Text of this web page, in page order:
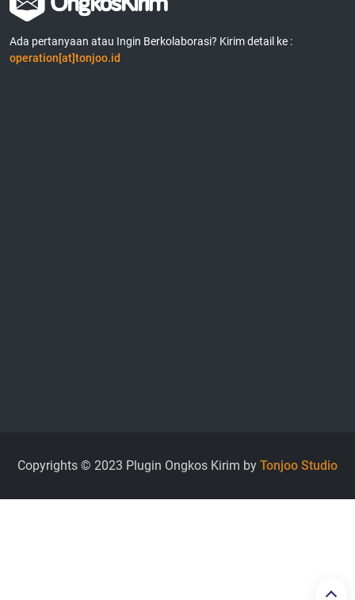
Ada pertanyaan atau Ingin Berkolaborasi? Kirim detail ke :
operation[at]tonjoo.id
Copyrights © 2023 Plugin Ongkos Kirim by Tonjoo Studio